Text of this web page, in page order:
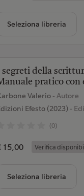
Seleziona libreria
segreti della
pratico con
Valerio - Autore
Efesto (2023)-
(0)
15,00 Verifica
Seleziona libreria